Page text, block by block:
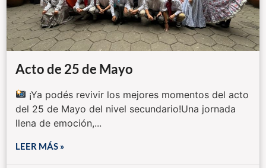
Acto de 25 de Mayo
¡Ya podés revivir los mejores momentos del acto
del 25 de Mayo del nivel secundario!Una jornada
llena de emoción,...
LEER MÁS »